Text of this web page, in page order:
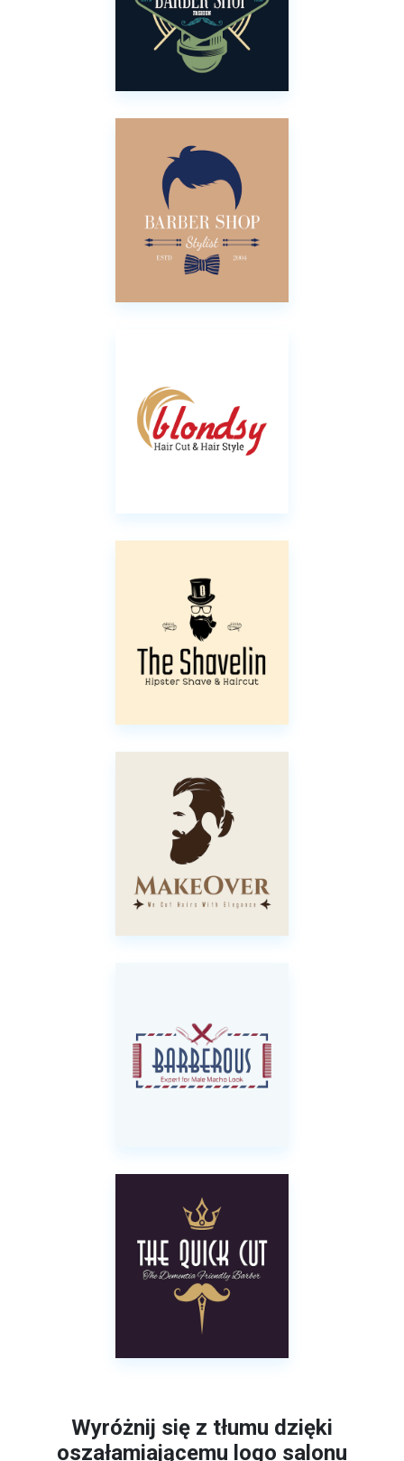
Wyróżnij się z tłumu dzięki
oszałamiającemu logo salonu